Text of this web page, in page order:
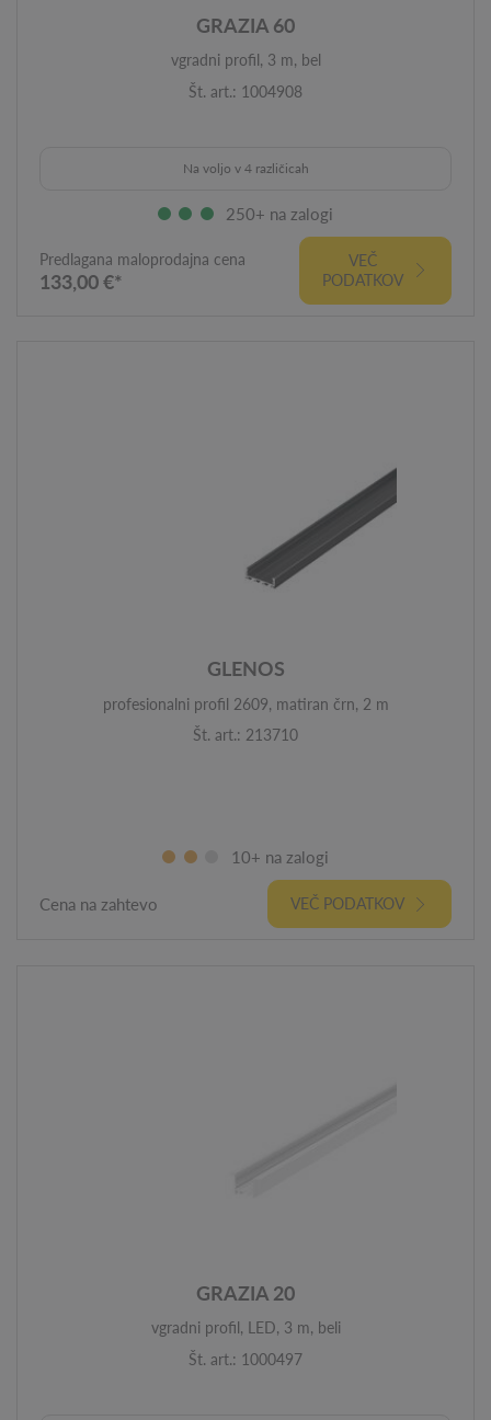
GRAZIA 60
vgradni profil, 3 m, bel
Št. art.: 1004908
Na voljo v 4 različicah
250+ na zalogi
Predlagana maloprodajna cena
133,00 €*
VEČ
PODATKOV
GLENOS
profesionalni profil 2609, matiran črn, 2 m
Št. art.: 213710
10+ na zalogi
Cena na zahtevo VEČ PODATKOV
GRAZIA 20
vgradni profil, LED, 3 m, beli
Št. art.: 1000497